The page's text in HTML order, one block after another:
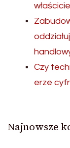
Czy
erze
Najnowsze